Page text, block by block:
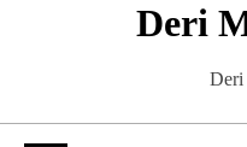
Deri
Deri